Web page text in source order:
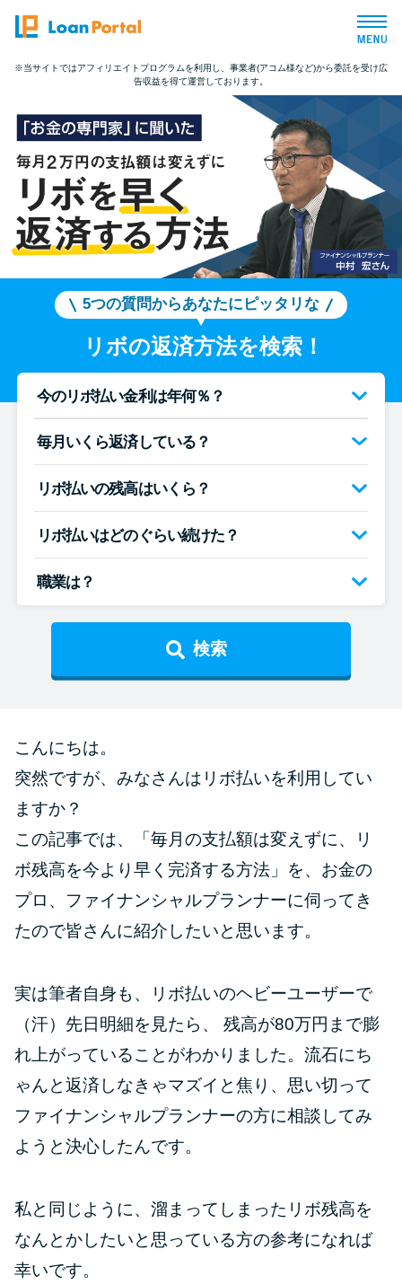
トップページ
おすすめコンテンツ
総合人気ランキング
とにかくすぐ借りたい方向け
バレずに借りたい方向け
審査が不安な方向け
カードローンQ&A
最速！最短40分で借りられるカ
特集ページ一覧
種類や特徴で探す
無利息期間を利用して利息0円で
お金を借りる3つのポイント
種類・特徴別一覧
今月の家賃払えない…2ヵ月目に
は解決しないと危険な理由と対
※当サイトではアフィリエイトプログラムを利用し、事業者(アコム様など)から委託を受け広
告収益を得て運営しております。
5つの質問からあなたにピッタリな
リボの返済方法を検索！
今のリボ払い金利は年何％？
毎月いくら返済している？
リボ払いの残高はいくら？
リボ払いはどのぐらい続けた？
職業は？
検索
こんにちは。
突然ですが、みなさんはリボ払いを利用してい
ますか？
この記事では、「毎月の支払額は変えずに、リ
ボ残高を今より早く完済する方法」を、お金の
プロ、ファイナンシャルプランナーに伺ってき
たので皆さんに紹介したいと思います。
実は筆者自身も、リボ払いのヘビーユーザーで
（汗）先日明細を見たら、 残高が80万円まで膨
れ上がっていることがわかりました。流石にち
ゃんと返済しなきゃマズイと焦り、思い切って
ファイナンシャルプランナーの方に相談してみ
ようと決心したんです。
私と同じように、溜まってしまったリボ残高を
なんとかしたいと思っている方の参考になれば
幸いです。